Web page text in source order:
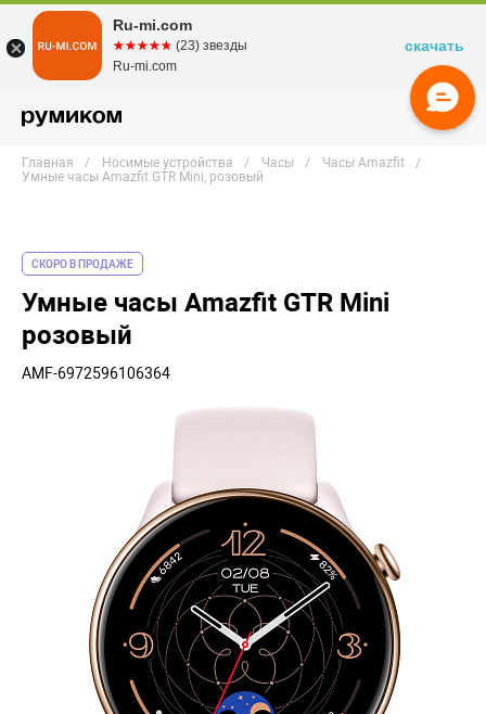
Главная Носимые устройства Часы
Часы Amazfit
Умные часы Amazfit GTR Mini, розовый
СКОРО В ПРОДАЖЕ
Умные часы Amazfit GTR Mini
розовый
AMF-6972596106364
Ru-mi.com
☆☆☆☆☆
★★★★★ (23) звезды
Ru-mi.com
скачать